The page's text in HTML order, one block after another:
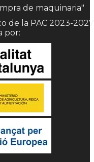
de maquinaria"
de la PAC 2023-2027
por: